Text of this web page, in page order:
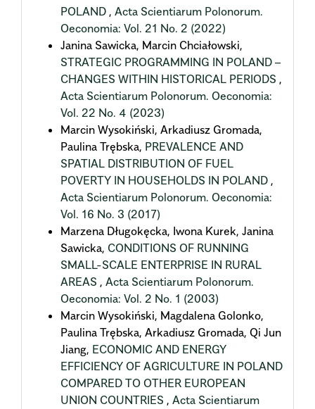
POLAND , Acta Scientiarum Polonorum.
Oeconomia: Vol. 21 No. 2 (2022)
Janina Sawicka, Marcin Chciałowski,
STRATEGIC PROGRAMMING IN POLAND –
CHANGES WITHIN HISTORICAL PERIODS ,
Acta Scientiarum Polonorum. Oeconomia:
Vol. 22 No. 4 (2023)
Marcin Wysokiński, Arkadiusz Gromada,
Paulina Trębska, PREVALENCE AND
SPATIAL DISTRIBUTION OF FUEL
POVERTY IN HOUSEHOLDS IN POLAND ,
Acta Scientiarum Polonorum. Oeconomia:
Vol. 16 No. 3 (2017)
Marzena Długokęcka, Iwona Kurek, Janina
Sawicka, CONDITIONS OF RUNNING
SMALL-SCALE ENTERPRISE IN RURAL
AREAS , Acta Scientiarum Polonorum.
Oeconomia: Vol. 2 No. 1 (2003)
Marcin Wysokiński, Magdalena Golonko,
Paulina Trębska, Arkadiusz Gromada, Qi Jun
Jiang, ECONOMIC AND ENERGY
EFFICIENCY OF AGRICULTURE IN POLAND
COMPARED TO OTHER EUROPEAN
UNION COUNTRIES , Acta Scientiarum